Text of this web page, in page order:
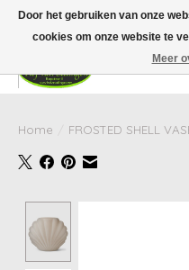
Wij zijn gesloten van 24 december
dat de levertijd van uw bestelling in
gebruikelijk.
Home FROSTED SHELL
Door het gebruiken van onze
cookies om onze website te
Meer